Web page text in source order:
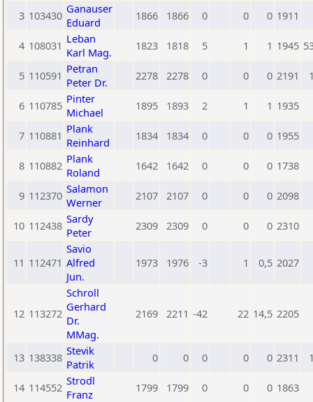
3 103430 Ganauser
Eduard
1866 1866 0 0 0 1911
4 108031 Leban
Karl Mag.
1823 1818 5 1 1 1945
5 110591 Petran
Peter Dr.
2278 2278 0 0 0 2191
6 110785 Pinter
Michael
1895 1893 2 1 1 1935
7 110881 Plank
Reinhard
1834 1834 0 0 0 1955
8 110882 Plank
Roland
1642 1642 0 0 0 1738
9 112370 Salamon
Werner
2107 2107 0 0 0 2098
10 112438 Sardy
Peter
2309 2309 0 0 0 2310
11 112471
Savio
Alfred
Jun.
1973 1976 -3 1 0,5 2027
12 113272
Schroll
Gerhard
Dr.
MMag.
2169 2211 -42 22 14,5 2205
13 138338 Stevik
Patrik
0 0 0 0 0 2311
14 114552 Strodl
Franz
1799 1799 0 0 0 1863